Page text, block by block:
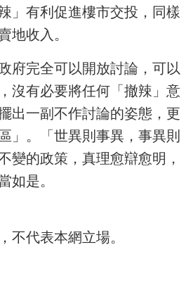
」有利促進樓市交投，同樣
地收入。
府完全可以開放討論，可以
沒有必要將任何「撤辣」意
出一副不作討論的姿態，更
」。「世異則事異，事異則
變的政策，真理愈辯愈明，
如是。
不代表本網立場。